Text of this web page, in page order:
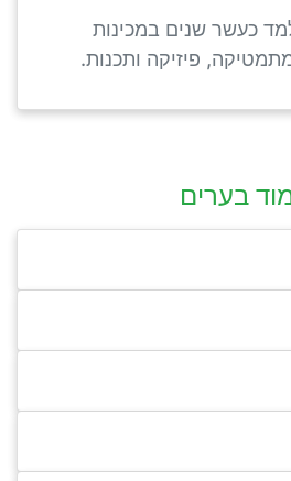
כעשר שנים במכינות
פיזיקה ותכנות.
בערים